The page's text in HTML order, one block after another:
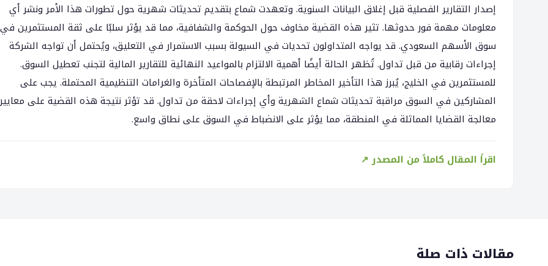
إصدار التقارير الفصلية قبل إغلاق البيانات السنوية. وتعهدت شماع بتقديم تحديثات شهرية حول تطورات هذا الأمر ونشر أي
معلومات مهمة فور حدوثها. تثير هذه القضية مخاوف حول الحوكمة والشفافية، مما قد يؤثر سلبًا على ثقة المستثمرين في
سوق الأسهم السعودي. قد يواجه المتداولون تحديات في السيولة بسبب الاستمرار في التعليق، ويُحتمل أن تواجه الشركة
إجراءات رقابية من قبل تداول. تُظهر الحالة أيضًا أهمية الالتزام بالمواعيد النهائية للتقارير المالية لتجنب تعطيل السوق.
للمستثمرين في الخليج، يُبرز هذا التأخير المخاطر المرتبطة بالإفصاحات المتأخرة والغرامات التنظيمية المحتملة. يجب على
المشاركين في السوق مراقبة تحديثات شماع الشهرية وأي إجراءات لاحقة من تداول. قد تؤثر نتيجة هذه القضية على معايير
معالجة القضايا المماثلة في المنطقة، مما يؤثر على الانضباط في السوق على نطاق واسع.
اقرأ المقال كاملاً من المصدر ↗
مقالات ذات صلة